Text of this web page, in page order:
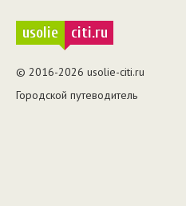
usolie citi.ru
© 2016-2026 usolie-citi.ru
Городской путеводитель